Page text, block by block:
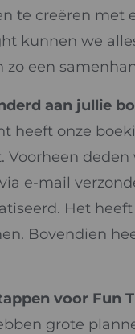
te creëren met
kunnen we
zo een
aan jullie
heeft onze
Voorheen
e-mail
Het
Bovendien
voor Fun
grote